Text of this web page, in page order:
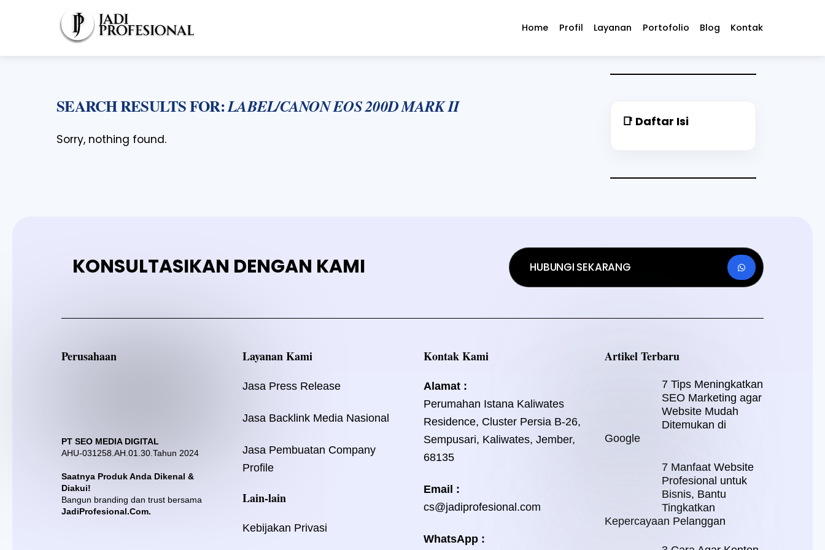
Home Profil Layanan Portofolio Blog Kontak
SEARCH RESULTS FOR:LABEL/CANON EOS 200D MARK II
Sorry, nothing found.
📑 Daftar Isi
KONSULTASIKAN DENGAN KAMI HUBUNGI SEKARANG
Perusahaan
PT SEO MEDIA DIGITAL
AHU-031258.AH.01.30.Tahun 2024
Saatnya Produk Anda Dikenal &
Diakui!
Bangun branding dan trust bersama
JadiProfesional.Com.
Layanan Kami
Jasa Press Release
Jasa Backlink Media Nasional
Jasa Pembuatan Company
Profile
Lain-lain
Kebijakan Privasi
Kontak Kami
Alamat :
Perumahan Istana Kaliwates
Residence, Cluster Persia B-26,
Sempusari, Kaliwates, Jember,
68135
Email :
cs@jadiprofesional.com
WhatsApp :
Artikel Terbaru
7 Tips Meningkatkan
SEO Marketing agar
Website Mudah
Ditemukan di
Google
7 Manfaat Website
Profesional untuk
Bisnis, Bantu
Tingkatkan
Kepercayaan Pelanggan